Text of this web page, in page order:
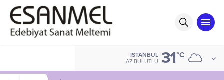
İSTANBUL
AZ BULUTLU 31°C